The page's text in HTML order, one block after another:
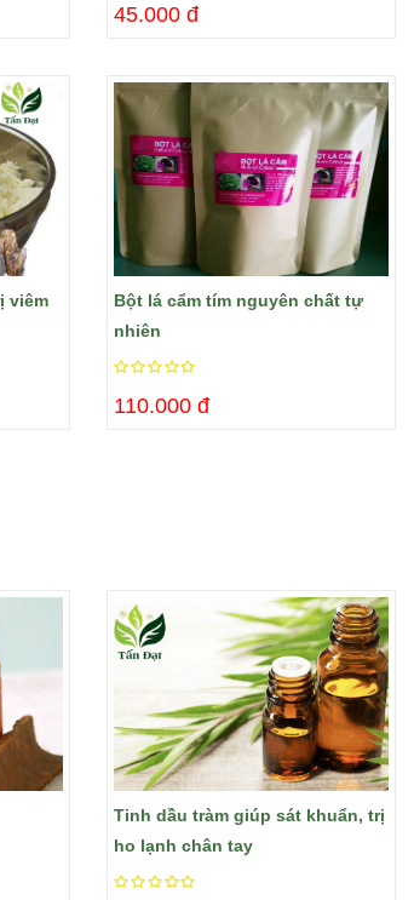
45.000 đ
viêm
Bột lá cẩm tím nguyên chất tự
nhiên
110.000 đ
Tinh dầu tràm giúp sát khuẩn, trị
ho lạnh chân tay